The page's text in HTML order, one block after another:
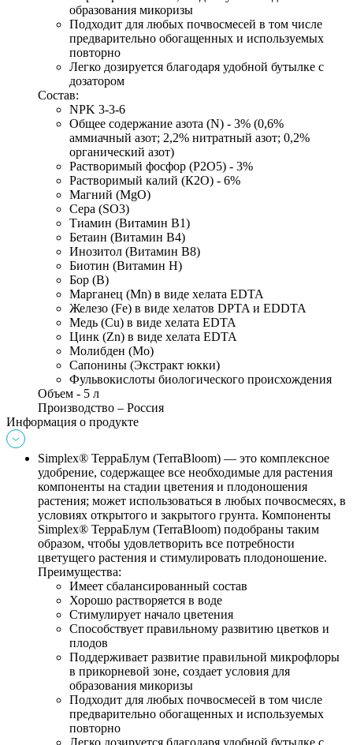
образования микоризы
Подходит для любых почвосмесей в том числе
предварительно обогащенных и используемых
повторно
Легко дозируется благодаря удобной бутылке с
дозатором
Состав:
NPK 3-3-6
Общее содержание азота (N) - 3% (0,6%
аммиачный азот; 2,2% нитратный азот; 0,2%
органический азот)
Растворимый фосфор (Р2О5) - 3%
Растворимый калий (К2О) - 6%
Магний (MgO)
Сера (SO3)
Тиамин (Витамин В1)
Бетаин (Витамин В4)
Инозитол (Витамин В8)
Биотин (Витамин Н)
Бор (В)
Марганец (Mn) в виде хелата EDTA
Железо (Fe) в виде хелатов DPTA и EDDTA
Медь (Cu) в виде хелата EDTA
Цинк (Zn) в виде хелата EDTA
Молибден (Мо)
Сапонины (Экстракт юкки)
Фульвокислоты биологического происхождения
Объем - 5 л
Производство – Россия
Информация о продукте
Simplex® ТерраБлум (TerraBloom) — это комплексное
удобрение, содержащее все необходимые для растения
компоненты на стадии цветения и плодоношения
растения; может использоваться в любых почвосмесях, в
условиях открытого и закрытого грунта. Компоненты
Simplex® ТерраБлум (TerraBloom) подобраны таким
образом, чтобы удовлетворить все потребности
цветущего растения и стимулировать плодоношение.
Преимущества:
Имеет сбалансированный состав
Хорошо растворяется в воде
Стимулирует начало цветения
Способствует правильному развитию цветков и
плодов
Поддерживает развитие правильной микрофлоры
в прикорневой зоне, создает условия для
образования микоризы
Подходит для любых почвосмесей в том числе
предварительно обогащенных и используемых
повторно